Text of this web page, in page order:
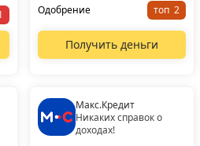
Одобрение
топ
Получить деньги
Макс.Кредит
Никаких справок о
доходах!